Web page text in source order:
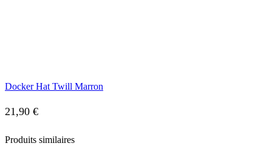
Docker Hat Twill Marron
21,90 €
Produits similaires